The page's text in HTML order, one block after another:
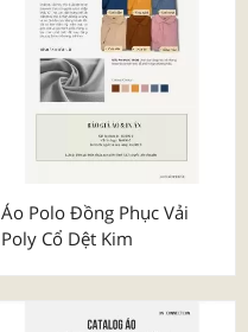
Áo Polo Đồng Phục Vải
Poly Cổ Dệt Kim